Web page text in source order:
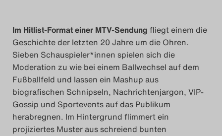
2019
Das Theatertreffen-Blog
2020
Das Theatertreffen-Blog
2021
Im Hitlist-Format einer MTV-Sendung fliegt einem die
Geschichte der letzten 20 Jahre um die Ohren.
Sieben Schauspieler*innen spielen sich die
Moderation zu wie bei einem Ballwechsel auf dem
Fußballfeld und lassen ein Mashup aus
biografischen Schnipseln, Nachrichtenjargon, VIP-
Gossip und Sportevents auf das Publikum
herabregnen. Im Hintergrund flimmert ein
projiziertes Muster aus schreiend bunten